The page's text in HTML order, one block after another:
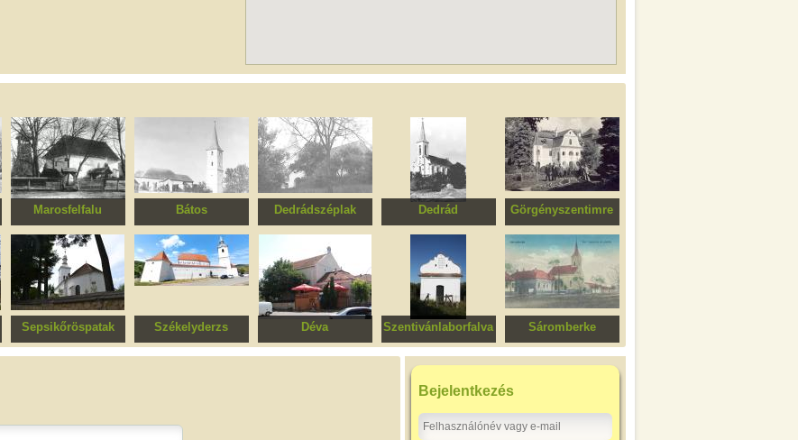
Marosfelfalu
Református templom
romjai
Bátos
Evangélikus templom
Dedrádszéplak
Református templom
Dedrád
Evangélikus templom
Görgényszentimre
Bornemissza kastély
Sepsikőröspatak
Római katolikus
Székelyderzs
Unitárius
Déva
Zsinagóga
Szentivánlaborfalva
Szentiványi kápolna
Sáromberke
Református templom
Bejelentkezés